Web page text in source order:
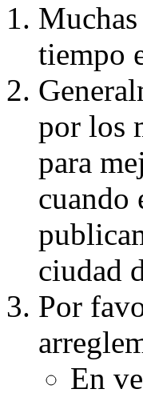
tiempo
por los
para
cuando
ciudad
Por
En